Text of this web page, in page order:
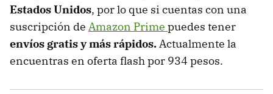
Estados Unidos, por lo que si cuentas con una
suscripción de Amazon Prime puedes tener
envíos gratis y más rápidos.Actualmente la
encuentras en oferta flash por 934 pesos.